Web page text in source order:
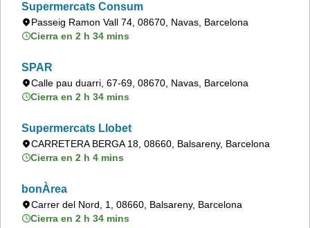
Supermercats Consum
Passeig Ramon Vall 74, 08670, Navas, Barcelona
Cierra en 2 h 34 mins
SPAR
Calle pau duarri, 67-69, 08670, Navas, Barcelona
Cierra en 2 h 34 mins
Supermercats Llobet
CARRETERA BERGA 18, 08660, Balsareny, Barcelona
Cierra en 2 h 4 mins
bonÀrea
Carrer del Nord, 1, 08660, Balsareny, Barcelona
Cierra en 2 h 34 mins